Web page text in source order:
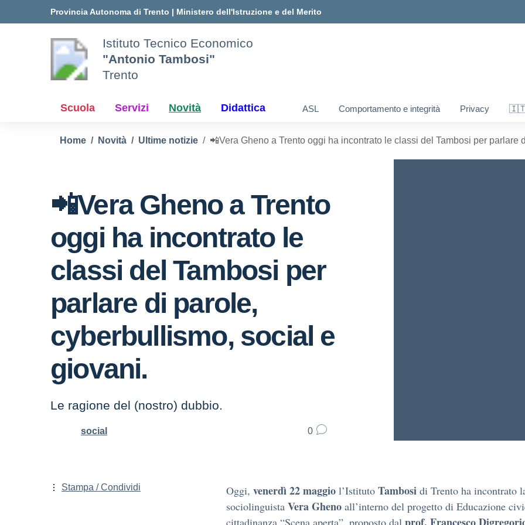
Provincia Autonoma di Trento | Ministero dell'Istruzione e del Merito
Istituto Tecnico Economico
"Antonio Tambosi"
Trento
Scuola Servizi Novità Didattica ASL Comportamento e integrità Privacy
Home Novità Ultime notizie 📲Vera Gheno a Trento oggi ha incontrato le classi del Tambosi per
📲Vera Gheno a Trento
oggi ha incontrato le
classi del Tambosi per
parlare di parole,
cyberbullismo, social e
giovani.
Le ragione del (nostro) dubbio.
social 0
Oggi, venerdì 22 maggio l’Istituto Tambosi di Trento ha incontrato
sociolinguista Vera Gheno all’interno del progetto di Educazione
cittadinanza “Scena aperta”, proposto dal
Stampa / Condividi